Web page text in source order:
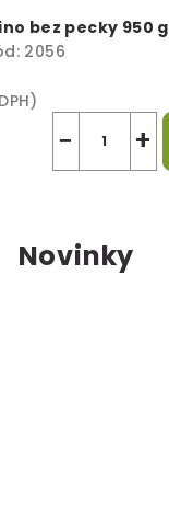
bez pecky 950 g
2056
+
−
Novinky